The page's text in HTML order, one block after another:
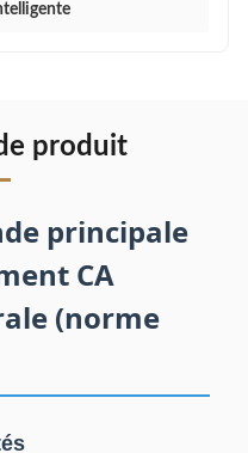
produit
principale
CA
(norme